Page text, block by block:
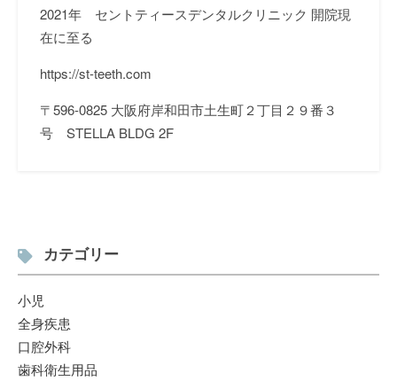
2021年 セントティースデンタルクリニック 開院現
在に至る
https://st-teeth.com
〒596-0825 大阪府岸和田市土生町２丁目２９番３
号 STELLA BLDG 2F
カテゴリー
小児
全身疾患
口腔外科
歯科衛生用品